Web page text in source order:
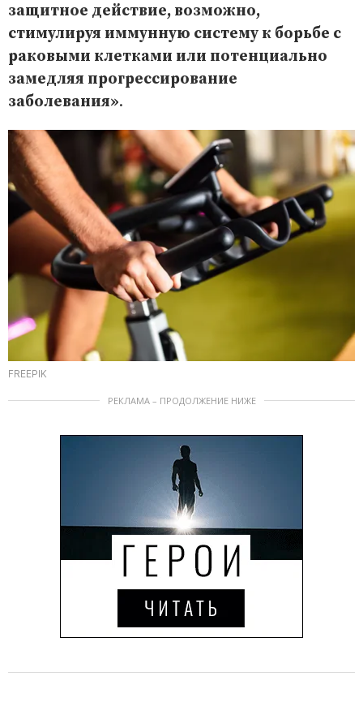
защитное действие, возможно,
стимулируя иммунную систему к борьбе с
раковыми клетками или потенциально
замедляя прогрессирование
заболевания».
FREEPIK
РЕКЛАМА – ПРОДОЛЖЕНИЕ НИЖЕ